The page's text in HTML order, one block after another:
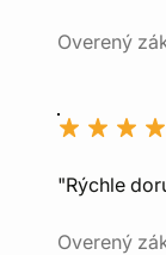
Overený
"Rýchle
Overený